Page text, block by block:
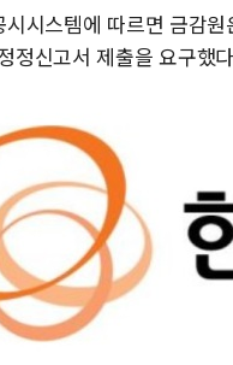
시스템에 따르면 금감
정신고서 제출을 요구했